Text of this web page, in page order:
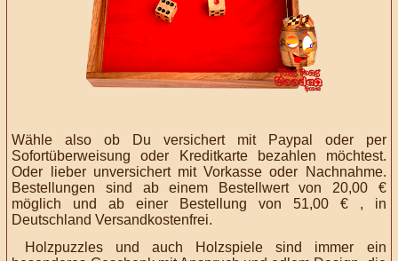
Wähle also ob Du versichert mit Paypal oder per
Sofortüberweisung oder Kreditkarte bezahlen möchtest.
Oder lieber unversichert mit Vorkasse oder Nachnahme.
Bestellungen sind ab einem Bestellwert von 20,00 €
möglich und ab einer Bestellung von 51,00 € , in
Deutschland Versandkostenfrei.
Holzpuzzles und auch Holzspiele sind immer ein